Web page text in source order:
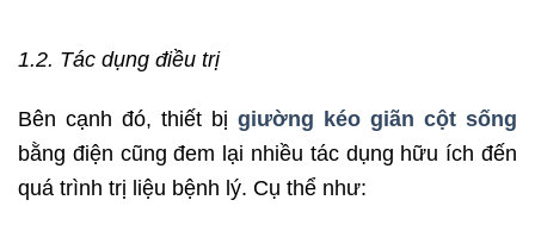
1.2. Tác dụng điều trị
Bên cạnh đó, thiết bị giường kéo giãn cột sống
bằng điện cũng đem lại nhiều tác dụng hữu ích đến
quá trình trị liệu bệnh lý. Cụ thể như: